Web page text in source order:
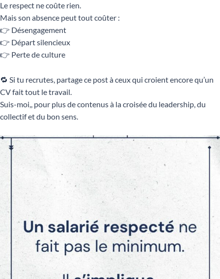
Le respect ne coûte rien.
Mais son absence peut tout coûter :
👉 Désengagement
👉 Départ silencieux
👉 Perte de culture
🔁 Si tu recrutes, partage ce post à ceux qui croient encore qu’un
CV fait tout le travail.
Suis-moi,, pour plus de contenus à la croisée du leadership, du
collectif et du bon sens.